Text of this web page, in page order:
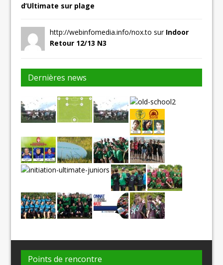
d’Ultimate sur plage
http://webinfomedia.info/nox.to sur Indoor
Retour 12/13 N3
Dernières news
Points de rencontre